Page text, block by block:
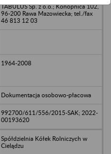
TABULUS Sp. z o.o.; Konopnica 102,
96-200 Rawa Mazowiecka; tel./fax
46 813 12 03
1964-2008
Dokumentacja osobowo-płacowa
992700/611/556/2015-SAK; 2022-
00193620
Spółdzielnia Kółek Rolniczych w
Cielądzu